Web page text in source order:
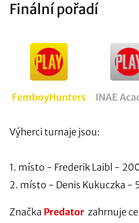
Finální pořadí
FemboyHunters INAE
Výherci turnaje jsou:
1. místo - Frederik Laibl -
2. místo - Denis Kukuczka -
Značka Predator zahrnuje